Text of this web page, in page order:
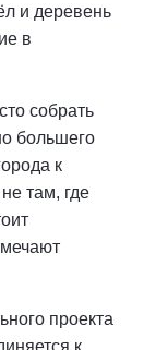
и деревень
в
собрать
большего
к
там, где
проекта
к